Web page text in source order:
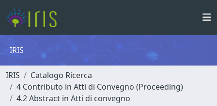
IRIS
IRIS
Catalogo Ricerca
4 Contributo in Atti di Convegno (Proceeding)
4.2 Abstract in Atti di convegno